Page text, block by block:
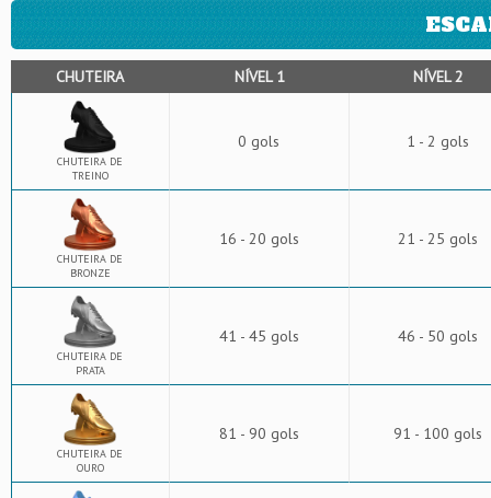
CHUTEIRA NÍVEL 1 NÍVEL 2
CHUTEIRA DE
TREINO
0 gols 1 - 2 gols
CHUTEIRA DE
BRONZE
16 - 20 gols 21 - 25 gols
CHUTEIRA DE
PRATA
41 - 45 gols 46 - 50 gols
CHUTEIRA DE
OURO
81 - 90 gols 91 - 100 gols